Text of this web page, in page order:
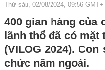
Thứ sáu, 02/08/2024, 09:56
400 gian hàng của
lãnh thổ đã có mặt
(VILOG 2024).
chức năm ngoái.